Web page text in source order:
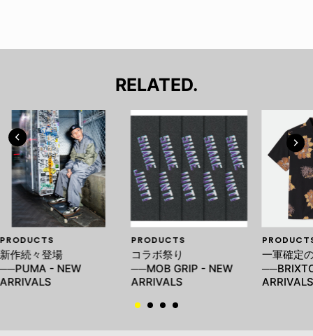
RELATED.
PRODUCTS
新作続々登場
──PUMA - NEW
ARRIVALS
PRODUCTS
コラボ祭り
──MOB GRIP - NEW
ARRIVALS
一軍確定
ARRIVALS